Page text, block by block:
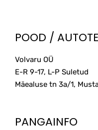
POOD /
Volvaru OÜ
E-R 9-17, L-P Suletud
Mäealuse tn 3a/1,
PANGAINFO